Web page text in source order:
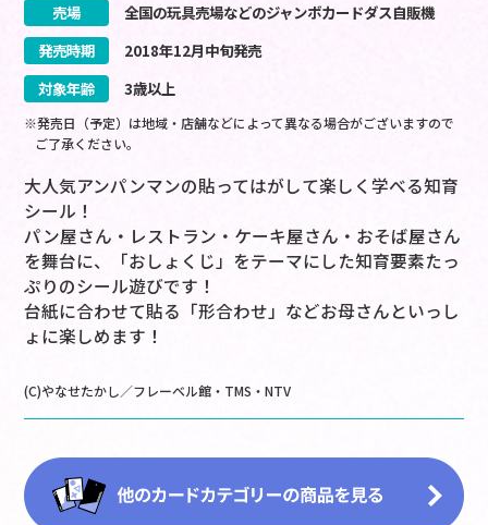
売場
全国の玩具売場などのジャンボカードダス自販機
発売時期
2018年12月中旬発売
対象年齢
3歳以上
※発売日（予定）は地域・店舗などによって異なる場合がございますので
ご了承ください。
大人気アンパンマンの貼ってはがして楽しく学べる知育
シール！
パン屋さん・レストラン・ケーキ屋さん・おそば屋さん
を舞台に、「おしょくじ」をテーマにした知育要素たっ
ぷりのシール遊びです！
台紙に合わせて貼る「形合わせ」などお母さんといっし
ょに楽しめます！
(C)やなせたかし／フレーベル館・TMS・NTV